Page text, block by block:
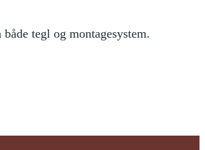
tegl og montagesystem.